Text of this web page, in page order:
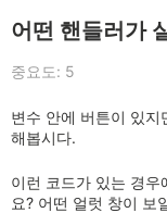
어떤 핸들러가
중요도: 5
변수 안에 버튼이 있지
해봅시다.
이런 코드가 있는 경
요? 어떤 얼럿 창이 보